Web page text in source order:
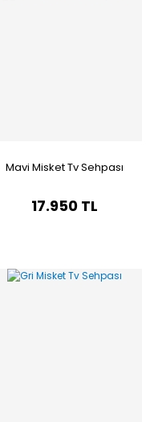
Mavi Misket Tv Sehpası
17.950 TL